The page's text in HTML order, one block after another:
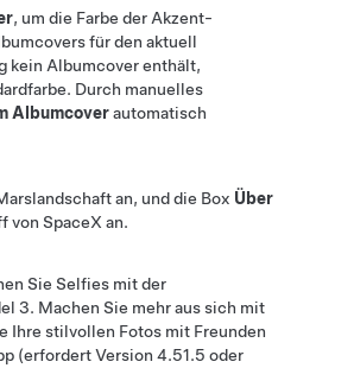
, um die Farbe der Akzent-
für den aktuell
kein Albumcover enthält,
Durch manuelles
Albumcoverautomatisch
an, und die Box Über
von SpaceX an.
Sie Selfies mit der
3. Machen Sie mehr aus sich mit
Ihre stilvollen Fotos mit Freunden
(erfordert Version 4.51.5 oder